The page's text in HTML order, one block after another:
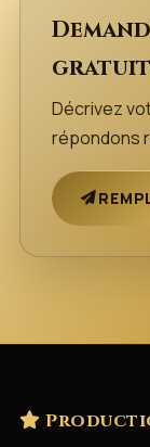
Décrivez
répondons